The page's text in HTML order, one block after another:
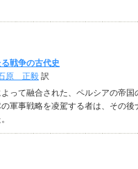
戦争の古代史
原 正毅 訳
って融合された、ペルシアの帝国
軍事戦略を凌駕する者は、その後